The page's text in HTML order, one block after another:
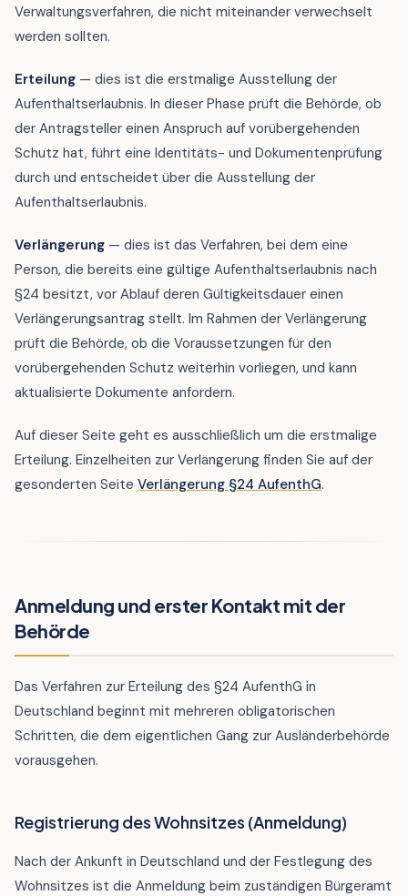
Verwaltungsverfahren, die nicht miteinander verwechselt
werden sollten.
Erteilung — dies ist die erstmalige Ausstellung der
Aufenthaltserlaubnis. In dieser Phase prüft die Behörde, ob
der Antragsteller einen Anspruch auf vorübergehenden
Schutz hat, führt eine Identitäts- und Dokumentenprüfung
durch und entscheidet über die Ausstellung der
Aufenthaltserlaubnis.
Verlängerung — dies ist das Verfahren, bei dem eine
Person, die bereits eine gültige Aufenthaltserlaubnis nach
§24 besitzt, vor Ablauf deren Gültigkeitsdauer einen
Verlängerungsantrag stellt. Im Rahmen der Verlängerung
prüft die Behörde, ob die Voraussetzungen für den
vorübergehenden Schutz weiterhin vorliegen, und kann
aktualisierte Dokumente anfordern.
Auf dieser Seite geht es ausschließlich um die erstmalige
Erteilung. Einzelheiten zur Verlängerung finden Sie auf der
gesonderten Seite Verlängerung §24 AufenthG.
Anmeldung und erster Kontakt mit der
Behörde
Das Verfahren zur Erteilung des §24 AufenthG in
Deutschland beginnt mit mehreren obligatorischen
Schritten, die dem eigentlichen Gang zur Ausländerbehörde
vorausgehen.
Registrierung des Wohnsitzes (Anmeldung)
Nach der Ankunft in Deutschland und der Festlegung des
Wohnsitzes ist die Anmeldung beim zuständigen Bürgeramt